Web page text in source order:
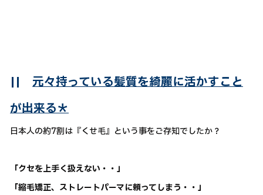
|| 元々持っている髪質を綺麗に活かすこと
が出来る＊
日本人の約7割は『くせ毛』という事をご存知でしたか？
「クセを上手く扱えない・・」
「縮毛矯正、ストレートパーマに頼ってしまう・・」